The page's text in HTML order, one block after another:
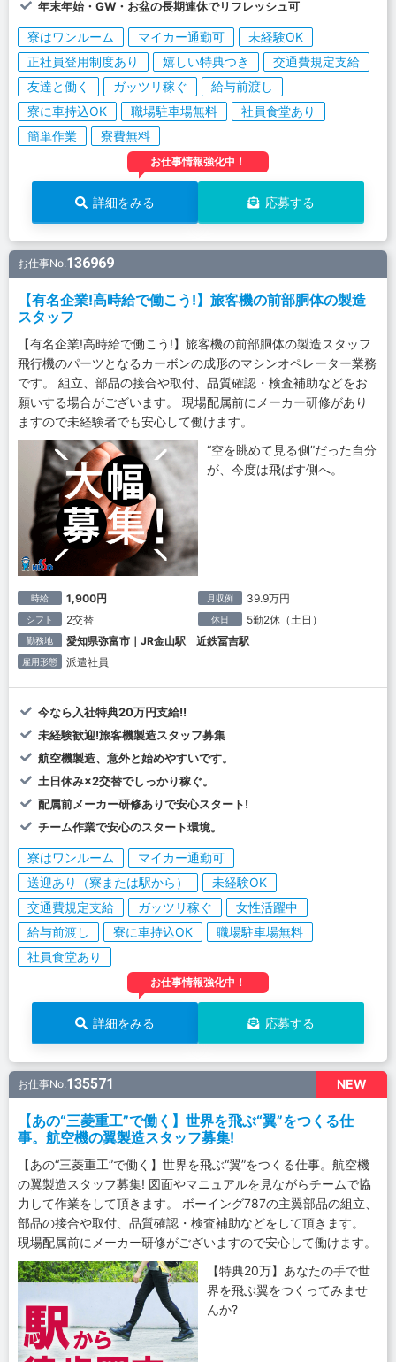
年末年始・GW・お盆の長期連休でリフレッシュ可
寮はワンルーム マイカー通勤可
未経験OK
正社員登用制度あり
嬉しい特典つき
交通費規定支給
友達と働く
ガッツリ稼ぐ
給与前渡し
寮に車持込OK
職場駐車場無料
社員食堂あり
簡単作業
寮費無料
お仕事情報強化中！
詳細をみる 応募する
お仕事No.136969
【有名企業!高時給で働こう!】旅客機の前部胴体の製造
スタッフ
【有名企業!高時給で働こう!】旅客機の前部胴体の製造スタッフ
飛行機のパーツとなるカーボンの成形のマシンオペレーター業務
です。 組立、部品の接合や取付、品質確認・検査補助などをお
願いする場合がございます。 現場配属前にメーカー研修があり
ますので未経験者でも安心して働けます。
“空を眺めて見る側”だった自分
が、今度は飛ばす側へ。
時給 1,900円 月収例 39.9万円
シフト 2交替 休日 5勤2休（土日）
勤務地 愛知県弥富市｜JR金山駅 近鉄冨吉駅
雇用形態 派遣社員
今なら入社特典20万円支給!!
未経験歓迎!旅客機製造スタッフ募集
航空機製造、意外と始めやすいです。
土日休み×2交替でしっかり稼ぐ。
配属前メーカー研修ありで安心スタート!
チーム作業で安心のスタート環境。
寮はワンルーム
マイカー通勤可
送迎あり（寮または駅から）
未経験OK
交通費規定支給
ガッツリ稼ぐ
女性活躍中
給与前渡し
寮に車持込OK
職場駐車場無料
社員食堂あり
お仕事情報強化中！
詳細をみる 応募する
NEW
お仕事No.135571
【あの“三菱重工”で働く】世界を飛ぶ“翼”をつくる仕
事。航空機の翼製造スタッフ募集!
【あの“三菱重工”で働く】世界を飛ぶ“翼”をつくる仕事。航空機
の翼製造スタッフ募集! 図面やマニュアルを見ながらチームで協
力して作業をして頂きます。 ボーイング787の主翼部品の組立、
部品の接合や取付、品質確認・検査補助などをして頂きます。
現場配属前にメーカー研修がございますので安心して働けます。
【特典20万】あなたの手で世
界を飛ぶ翼をつくってみませ
んか?